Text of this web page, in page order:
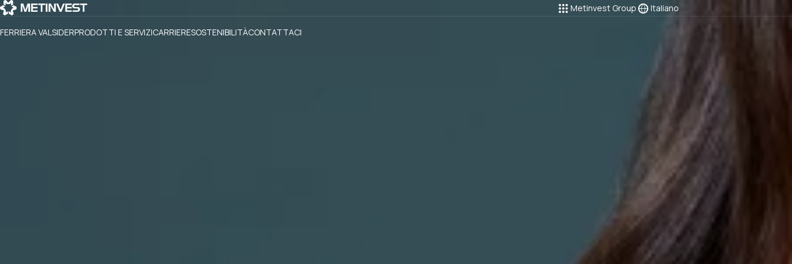
Metinvest Group Italiano
FERRIERA VALSIDERPRODOTTI E SERVIZICARRIERESOSTENIBILITÀCONTATTACI